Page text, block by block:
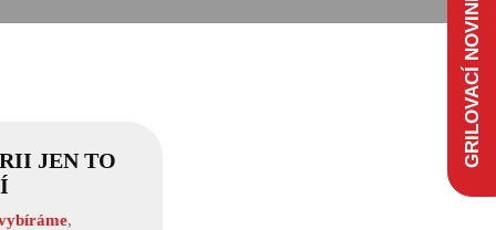
GRILOVACÍ NOVINKY
JEN TO
,